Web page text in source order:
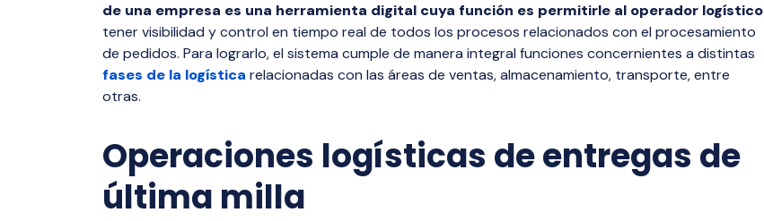
de una empresa es una herramienta digital cuya función es permitirle al operador logístico
tener visibilidad y control en tiempo real de todos los procesos relacionados con el procesamiento
de pedidos. Para lograrlo, el sistema cumple de manera integral funciones concernientes a distintas
fases de la logística relacionadas con las áreas de ventas, almacenamiento, transporte, entre
otras.
Operaciones logísticas de entregas de
última milla